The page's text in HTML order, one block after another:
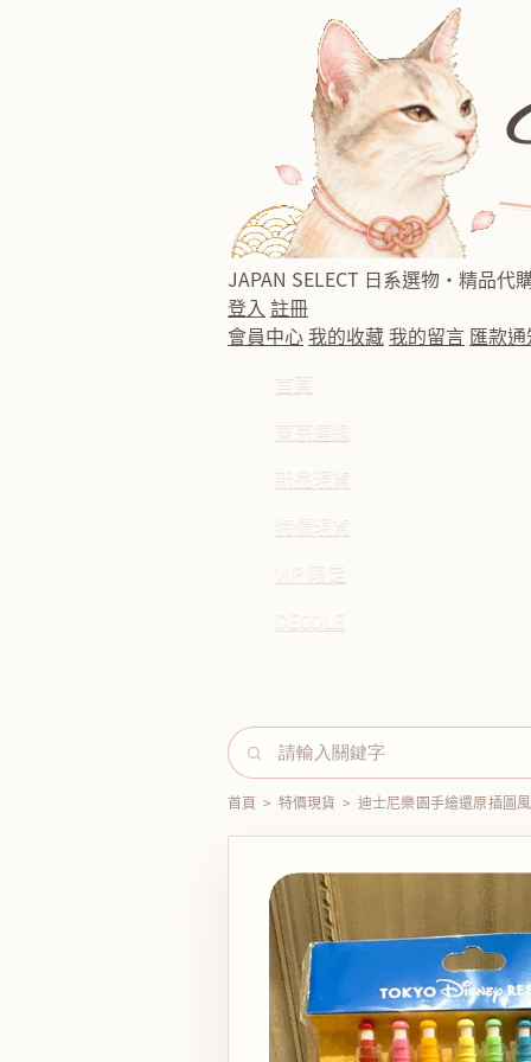
JAPAN SELECT 日系選物・精品代
登入 註冊
會員中心我的收藏我的留言 匯款
首頁
東京連線
新品現貨
特價現貨
VIP 限定
首頁 > 特價現貨 > 迪士尼樂園手繪還原插圖